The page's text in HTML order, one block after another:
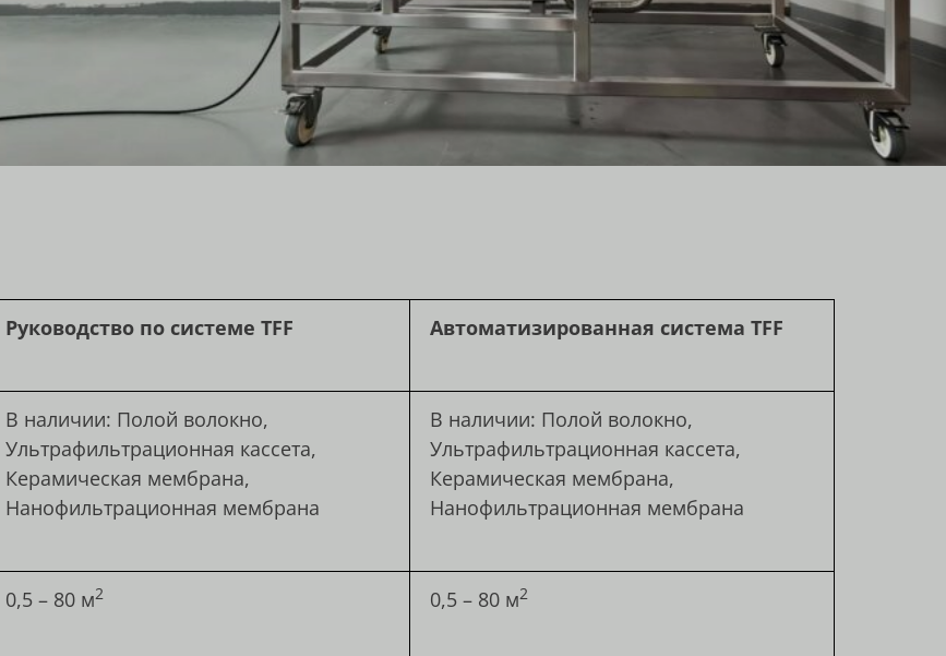
Руководство по системе TFF Автоматизированная система TFF
В наличии: Полой волокно,
Ультрафильтрационная кассета,
Керамическая мембрана,
Нанофильтрационная мембрана
В наличии: Полой волокно,
Ультрафильтрационная кассета,
Керамическая мембрана,
Нанофильтрационная мембрана
0,5 – 80 м2 0,5 – 80 м2